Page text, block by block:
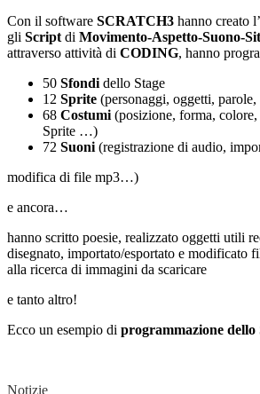
Con il software SCRATCH3 hanno creato
gli Script di Movimento-Aspetto-Suono-
attraverso attività di CODING, hanno
50 Sfondi dello Stage
12 Sprite (personaggi, oggetti,
68 Costumi (posizione, forma,
Sprite …)
72 Suoni (registrazione di audio,
modifica di file mp3…)
e ancora…
hanno scritto poesie, realizzato oggetti utili
disegnato, importato/esportato e modificato
alla ricerca di immagini da scaricare
e tanto altro!
Ecco un esempio di programmazione
Notizie